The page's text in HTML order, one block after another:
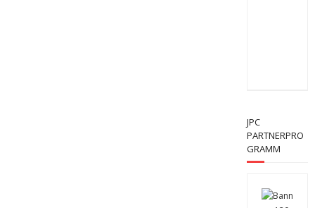
JPC
PARTNERPRO
GRAMM